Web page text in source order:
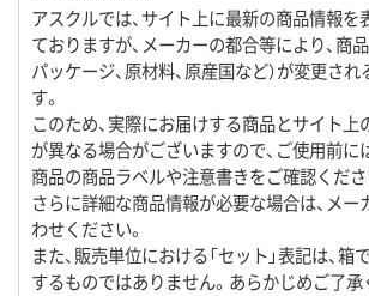
アスクルでは、サイト上に最新の商品情報を
ておりますが、メーカーの都合等により、商品
パッケージ、原材料、原産国など）が変更さ
す。
このため、実際にお届けする商品とサイト
が異なる場合がございますので、ご使用前に
商品の商品ラベルや注意書きをご確認くださ
さらに詳細な商品情報が必要な場合は、メ
わせください。
また、販売単位における「セット」表記は、
するものではありません。あらかじめご了承